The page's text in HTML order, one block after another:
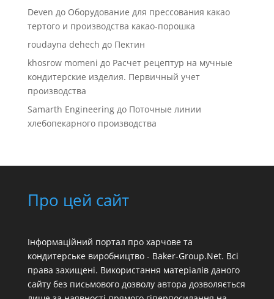
Deven до Оборудование для прессования какао
тертого и производства какао-порошка
roudayna dehech до Пектин
khosrow momeni до Расчет рецептур на мучные
кондитерские изделия. Первичный учет
производства
Samarth Engineeringдо Поточные линии
хлебопекарного производства
Про цей сайт
Інформаційний портал про харчове та
кондитерське виробництво - Baker-Group.Net. Всі
права захищені. Використання матеріалів даного
сайту без письмового дозволу автора дозволяється